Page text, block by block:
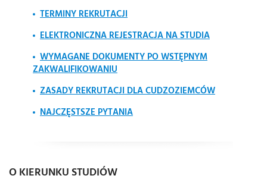
TERMINY REKRUTACJI
ELEKTRONICZNA REJESTRACJA NA STUDIA
WYMAGANE DOKUMENTY PO WSTĘPNYM
ZAKWALIFIKOWANIU
ZASADY REKRUTACJI DLA CUDZOZIEMCÓW
NAJCZĘSTSZE PYTANIA
O KIERUNKU STUDIÓW